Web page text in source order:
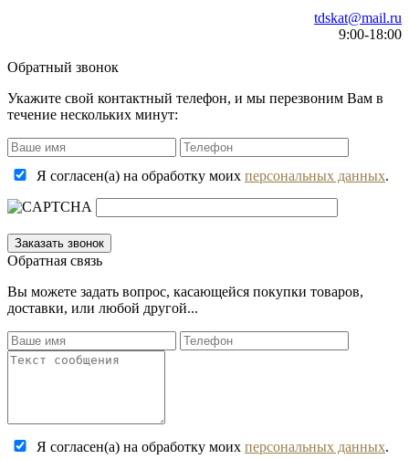
tdskat@mail.ru
9:00-18:00
Обратный звонок
Укажите свой контактный телефон, и мы перезвоним Вам в
течение нескольких минут:
Я согласен(а) на обработку моих персональных данных.
Обратная связь
Вы можете задать вопрос, касающейся покупки товаров,
доставки, или любой другой...
Я согласен(а) на обработку моих персональных данных.